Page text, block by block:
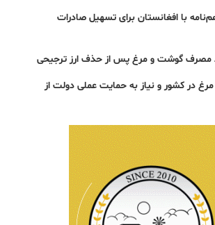
با افغانستان برای تسهیل صادرات
گوشت و مرغ پس از حذف ارز ترجیحی
در کشور و نیاز به حمایت عملی دولت از